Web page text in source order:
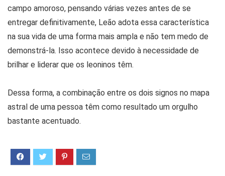
campo amoroso, pensando várias vezes antes de se
entregar definitivamente, Leão adota essa característica
na sua vida de uma forma mais ampla e não tem medo de
demonstrá-la. Isso acontece devido à necessidade de
brilhar e liderar que os leoninos têm.
Dessa forma, a combinação entre os dois signos no mapa
astral de uma pessoa têm como resultado um orgulho
bastante acentuado.